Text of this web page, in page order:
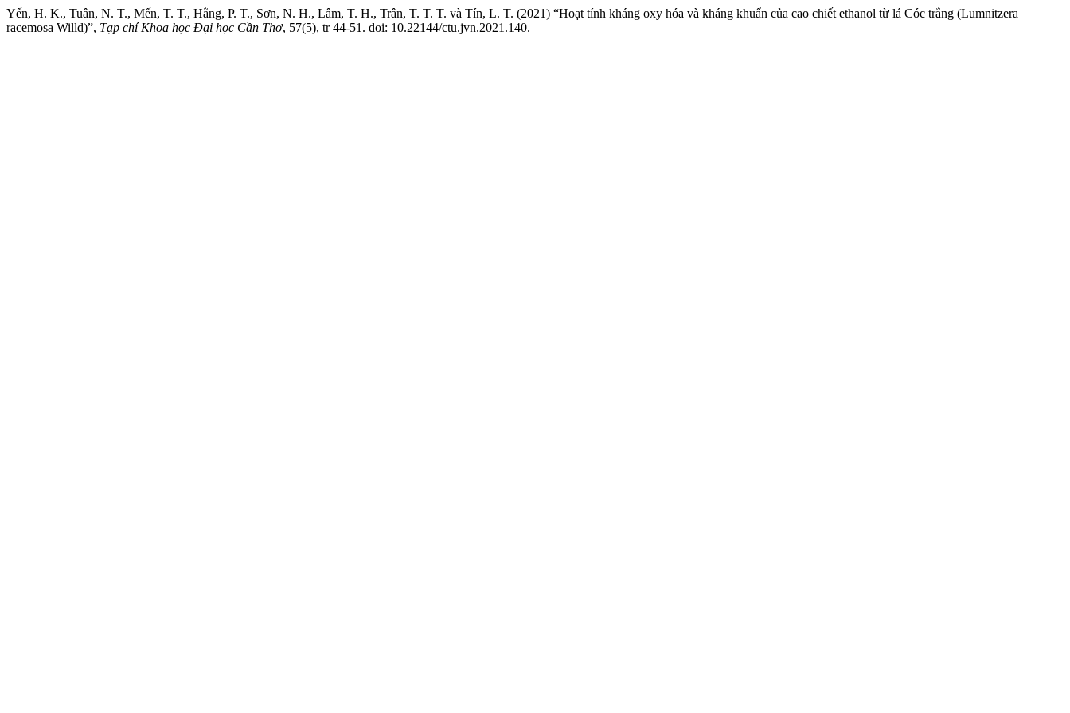
Yến, H. K., Tuân, N. T., Mến, T. T., Hằng, P. T., Sơn, N. H., Lâm, T. H., Trân, T. T. T. và Tín, L. T. (2021) “Hoạt tính kháng oxy hóa và kháng khuẩn của cao chiết ethanol từ lá Cóc trắng (Lumnitzera
racemosa Willd)”, Tạp chí Khoa học Đại học Cần Thơ, 57(5), tr 44-51. doi: 10.22144/ctu.jvn.2021.140.